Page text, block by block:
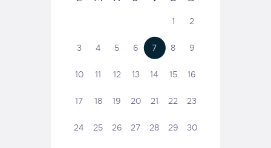
1 2
3 4 5 6 7 8 9
10 11 12 13 14 15 16
17 18 19 20 21 22 23
24 25 26 27 28 29 30